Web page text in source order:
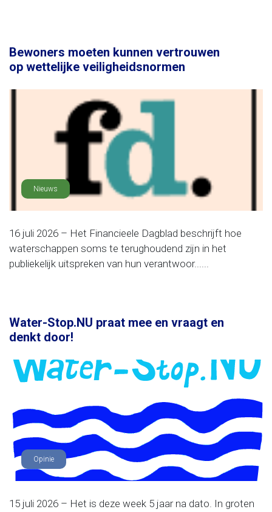
Bewoners moeten kunnen vertrouwen
op wettelijke veiligheidsnormen
Nieuws
16 juli 2026 – Het Financieele Dagblad beschrijft hoe
waterschappen soms te terughoudend zijn in het
publiekelijk uitspreken van hun verantwoor......
Water-Stop.NU praat mee en vraagt en
denkt door!
Opinie
15 juli 2026 – Het is deze week 5 jaar na dato. In groten